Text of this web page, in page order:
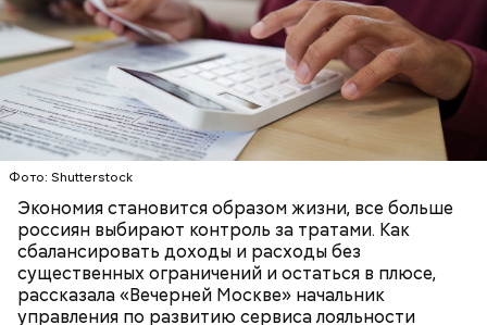
Фото: Shutterstock
Экономия становится образом жизни, все больше
россиян выбирают контроль за тратами. Как
сбалансировать доходы и расходы без
существенных ограничений и остаться в плюсе,
рассказала «Вечерней Москве» начальник
управления по развитию сервиса лояльности
ежемесячным платежам относятся также различные
подписки, переводы близким и взносы в личную
копилку.
ДЕНЬГИ ФИНАНСОВАЯ ГРАМОТНОСТЬ
Кредитная карта позволяет совершать покупки «в
моменте» за счет средств банка, а затем
возвращать долг без переплат в беспроцентный
случае стоитбрать новый кредит для погашения
уже имеющегося.